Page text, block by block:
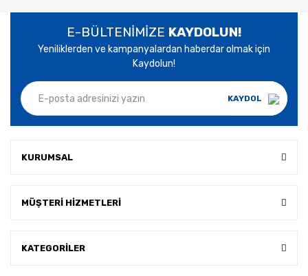
E-BÜLTENİMİZE KAYDOLUN!
Yeniliklerden ve kampanyalardan haberdar olmak için
Kaydolun!
KAYDOL
KURUMSAL
MÜŞTERİ HİZMETLERİ
KATEGORİLER